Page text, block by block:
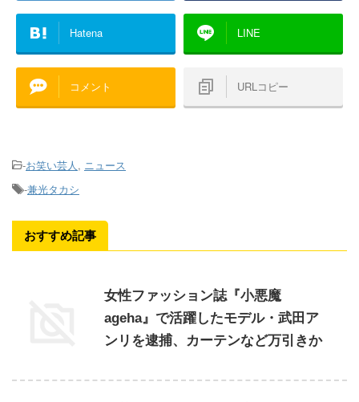
Hatena LINE
コメント URLコピー
-お笑い芸人, ニュース
-兼光タカシ
おすすめ記事
女性ファッション誌『小悪魔
ageha』で活躍したモデル・武田ア
ンリを逮捕、カーテンなど万引きか